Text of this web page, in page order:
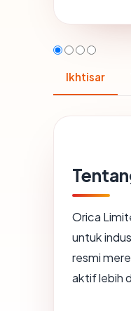
Ikhtisar
Orica
untuk
resmi
aktif lebih